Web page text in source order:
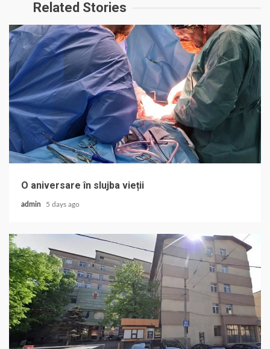
Related Stories
O aniversare în slujba vieții
admin 5 days ago